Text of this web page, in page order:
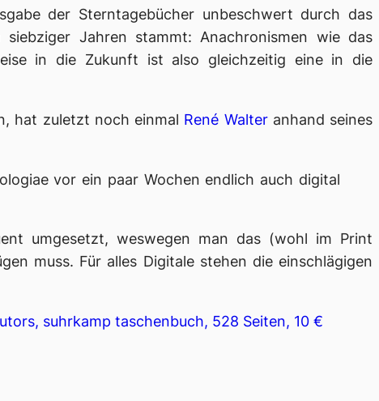
der Sterntagebücherunbeschwert durch das
Jahren stammt: Anachronismen wie das
in die Zukunft ist also gleichzeitig eine in die
hat zuletzt noch einmal René Walteranhand seines
vor ein paar Wochen endlich auch digital
umgesetzt, weswegen man das (wohl im Print
muss. Für alles Digitale stehen die einschlägigen
suhrkamp taschenbuch, 528 Seiten, 10 €